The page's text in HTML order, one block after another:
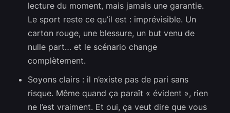
lecture du moment, mais jamais une garantie.
Le sport reste ce qu’il est : imprévisible. Un
carton rouge, une blessure, un but venu de
nulle part… et le scénario change
complètement.
Soyons clairs : il n’existe pas de pari sans
risque. Même quand ça paraît « évident », rien
ne l’est vraiment. Et oui, ça veut dire que vous